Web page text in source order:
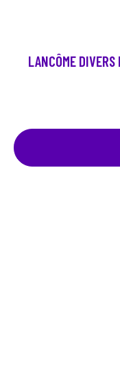
LANCÔME